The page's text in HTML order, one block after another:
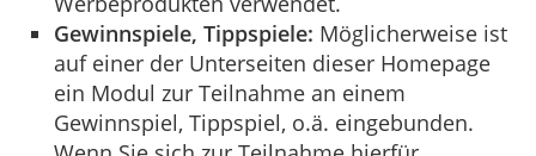
Gewinnspiele, Tippspiele: Möglicherweise ist
auf einer der Unterseiten dieser Homepage
ein Modul zur Teilnahme an einem
Gewinnspiel, Tippspiel, o.ä. eingebunden.